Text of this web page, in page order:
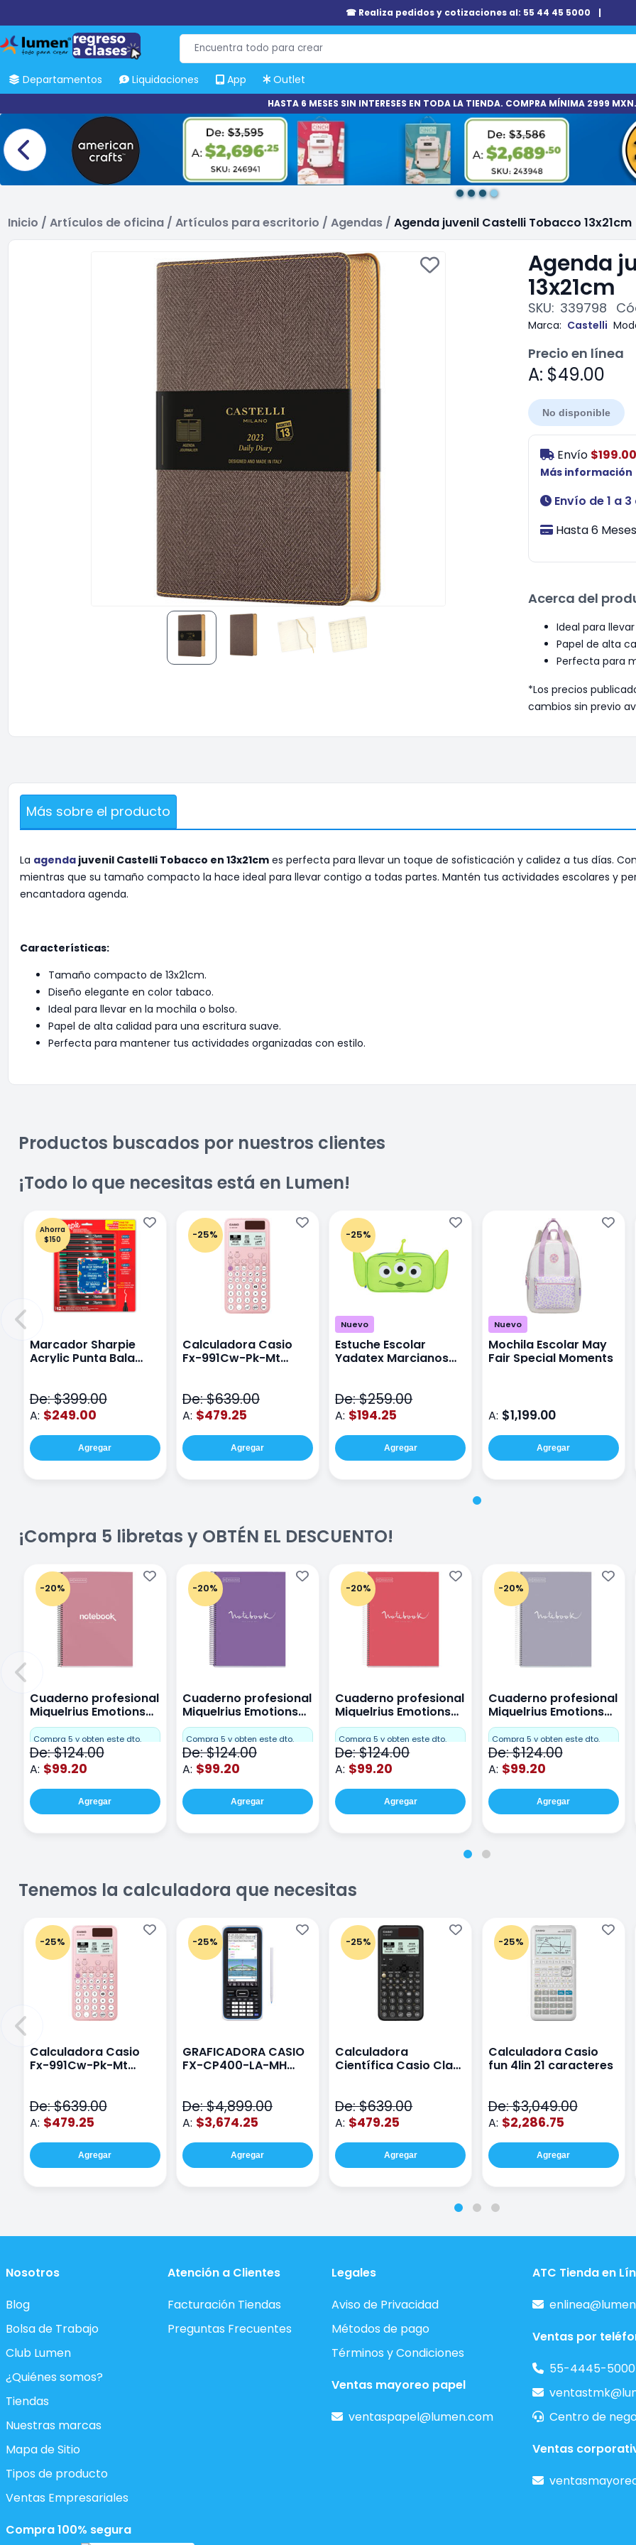
☎ Realiza pedidos y cotizaciones al: 55 44 45 5000 |
Departamentos Liquidaciones App Outlet
HASTA 6 MESES SIN INTERESES EN TODA LA TIENDA. COMPRA MÍNIMA 2999 MXN.
Inicio / Artículos de oficina / Artículos para escritorio / Agendas / Agenda juvenil Castelli Tobacco 13x21cm
Agenda
13x21cm
SKU: 339798
Marca: Castelli
Precio en línea
A: $49.00
No disponible
Envío $199.00
Más información
Envío de 1 a
Hasta 6
Acerca del
Ideal para
Papel de alta
Perfecta para
*Los precios
cambios sin previo
Más sobre el producto
La agenda juvenil Castelli Tobacco en 13x21cm es perfecta para llevar un toque de sofisticación y calidez a tus días.
mientras que su tamaño compacto la hace ideal para llevar contigo a todas partes. Mantén tus actividades escolares y
encantadora agenda.
Características:
Tamaño compacto de 13x21cm.
Diseño elegante en color tabaco.
Ideal para llevar en la mochila o bolso.
Papel de alta calidad para una escritura suave.
Perfecta para mantener tus actividades organizadas con estilo.
Productos buscados por nuestros clientes
¡Todo lo que necesitas está en Lumen!
Ahorra
$150
Marcador Sharpie
Acrylic Punta Bala
De: $399.00
A: $249.00
Agregar
-25%
Calculadora Casio
Fx-991Cw-Pk-Mt
De: $639.00
A: $479.25
Agregar
-25%
Nuevo
Estuche Escolar
Yadatex Marcianos
De: $259.00
A: $194.25
Agregar
Nuevo
Mochila Escolar May
Fair Special Moments
A: $1,199.00
Agregar
¡Compra 5 libretas y OBTÉN EL DESCUENTO!
-20%
Cuaderno profesional
Miquelrius Emotions
Cuadro Chico 80
hojas Rosa
Compra 5 y obten este dto.
De: $124.00
A: $99.20
Agregar
-20%
Cuaderno profesional
Miquelrius Emotions
raya 80 hojas Purpura
Compra 5 y obten este dto.
De: $124.00
A: $99.20
Agregar
-20%
Cuaderno profesional
Miquelrius Emotions
raya 80 hojas Coral
Compra 5 y obten este dto.
De: $124.00
A: $99.20
Agregar
-20%
Cuaderno profesional
Miquelrius Emotions
raya 80 hojas Gris
Compra 5 y obten este dto.
De: $124.00
A: $99.20
Agregar
Tenemos la calculadora que necesitas
-25%
Calculadora Casio
Fx-991Cw-Pk-Mt
De: $639.00
A: $479.25
Agregar
-25%
GRAFICADORA CASIO
FX-CP400-LA-MH
De: $4,899.00
A: $3,674.25
Agregar
-25%
Calculadora
Científica Casio Class
De: $639.00
A: $479.25
Agregar
-25%
Calculadora Casio
fun 4lin 21 caracteres
De: $3,049.00
A: $2,286.75
Agregar
Nosotros
Blog
Bolsa de Trabajo
Club Lumen
¿Quiénes somos?
Tiendas
Nuestras marcas
Mapa de Sitio
Tipos de producto
Ventas Empresariales
Atención a Clientes
Facturación Tiendas
Preguntas Frecuentes
Legales
Aviso de Privacidad
Métodos de pago
Términos y Condiciones
Ventas mayoreo papel
ventaspapel@lumen.com
ATC Tienda en
Ventas por
55-4445-5000
Centro de
Ventas
Compra 100% segura